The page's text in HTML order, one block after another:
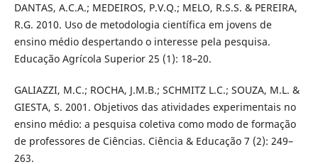
DANTAS, A.C.A.; MEDEIROS, P.V.Q.; MELO, R.S.S. & PEREIRA,
R.G. 2010. Uso de metodologia científica em jovens de
ensino médio despertando o interesse pela pesquisa.
Educação Agrícola Superior 25 (1): 18–20.
GALIAZZI, M.C.; ROCHA, J.M.B.; SCHMITZ L.C.; SOUZA, M.L. &
GIESTA, S. 2001. Objetivos das atividades experimentais no
ensino médio: a pesquisa coletiva como modo de formação
de professores de Ciências. Ciência & Educação 7 (2): 249–
263.